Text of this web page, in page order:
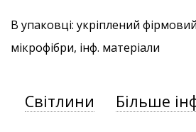
В упаковці: укріплений
мікрофібри, інф. матеріали
Світлини Більше